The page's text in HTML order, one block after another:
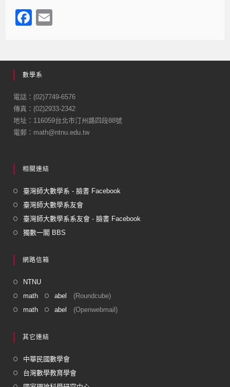
F
e
b
o
o
k
數學系
電話：(02)7749-6576
傳真：(02)2933-2342
地址：116059台北市汀州路四段88號
電郵：math@ntnu.edu.tw
相關連結
臺灣師大數學系 - 臉書 Facebook
臺灣師大數學系友會
臺灣師大數學系系友會 - 臉書 Facebook
獨數一閣 BBS
網路信箱
NTNU
math
abel
(Roundcube)
math
abel (Openwebmail)
其它連結
中華民國數學會
台灣數學教育學會